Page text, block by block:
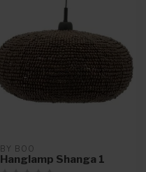
BY BOO
Hanglamp Shanga 1